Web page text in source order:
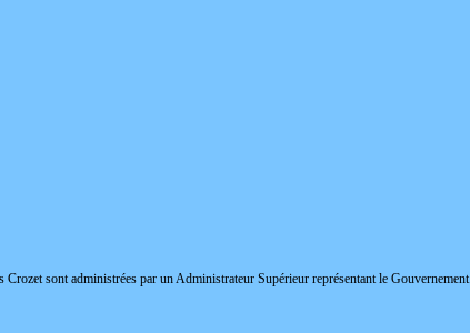
sont administrées par un Administrateur Supérieur représentant le Gouvernement.